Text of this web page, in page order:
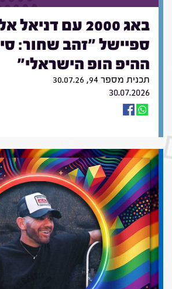
באג 2000 עם
ספיישל "זהב שחור:
ההיפ הופ הישראלי"
תכנית מספר 94, 30.07.26
30.07.2026